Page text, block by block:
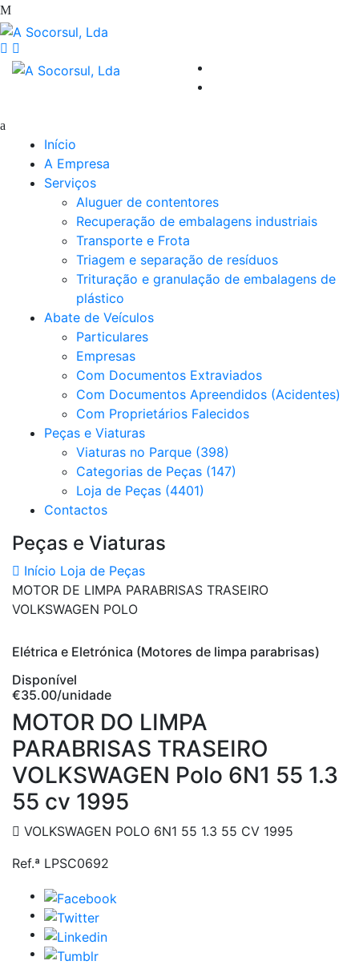
Início
A Empresa
Serviços
Aluguer de contentores
Recuperação de embalagens industriais
Transporte e Frota
Triagem e separação de resíduos
Trituração e granulação de embalagens de
plástico
Abate de Veículos
Particulares
Empresas
Com Documentos Extraviados
Com Documentos Apreendidos (Acidentes)
Com Proprietários Falecidos
Peças e Viaturas
Viaturas no Parque (398)
Categorias de Peças (147)
Loja de Peças (4401)
Contactos
Peças e Viaturas
Início Loja de Peças
MOTOR DE LIMPA PARABRISAS TRASEIRO
VOLKSWAGEN POLO
Elétrica e Eletrónica (Motores de limpa parabrisas)
Disponível
€35.00/unidade
MOTOR DO LIMPA
PARABRISAS TRASEIRO
VOLKSWAGEN Polo 6N1 55 1.3
55 cv 1995
VOLKSWAGEN POLO 6N1 55 1.3 55 CV 1995
Ref.ª LPSC0692